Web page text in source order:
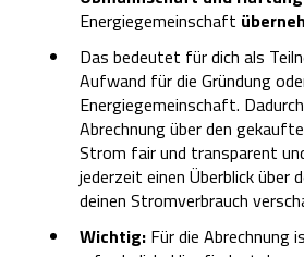
Energiegemeinschaft
Das bedeutet für dich als
Aufwand für die Gründung
Energiegemeinschaft.
Abrechnung über den
Strom fair und transparent
jederzeit einen Überblick über
deinen Stromverbrauch
Wichtig: Für die Abrechnung